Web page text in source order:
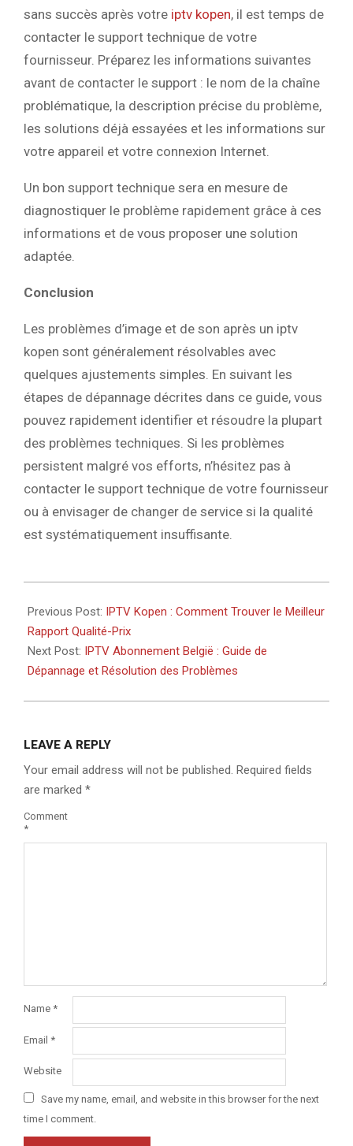
sans succès après votre iptv kopen, il est temps de
contacter le support technique de votre
fournisseur. Préparez les informations suivantes
avant de contacter le support : le nom de la chaîne
problématique, la description précise du problème,
les solutions déjà essayées et les informations sur
votre appareil et votre connexion Internet.
Un bon support technique sera en mesure de
diagnostiquer le problème rapidement grâce à ces
informations et de vous proposer une solution
adaptée.
Conclusion
Les problèmes d’image et de son après un iptv
kopen sont généralement résolvables avec
quelques ajustements simples. En suivant les
étapes de dépannage décrites dans ce guide, vous
pouvez rapidement identifier et résoudre la plupart
des problèmes techniques. Si les problèmes
persistent malgré vos efforts, n’hésitez pas à
contacter le support technique de votre fournisseur
ou à envisager de changer de service si la qualité
est systématiquement insuffisante.
05-
20
Previous Post:
IPTV Kopen : Comment Trouver le Meilleur
Rapport Qualité-Prix
Next Post:
IPTV Abonnement België : Guide de
Dépannage et Résolution des Problèmes
LEAVE A REPLY
Your email address will not be published. Required fields
are marked *
Comment
*
Name *
Email *
Website
Save my name, email, and website in this browser for the next
time I comment.